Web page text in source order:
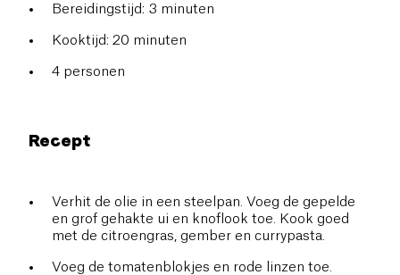
Bereidingstijd: 3 minuten
Kooktijd: 20 minuten
4 personen
Recept
Verhit de olie in een steelpan. Voeg de gepelde
en grof gehakte ui en knoflook toe. Kook goed
met de citroengras, gember en currypasta.
Voeg de tomatenblokjes en rode linzen toe.